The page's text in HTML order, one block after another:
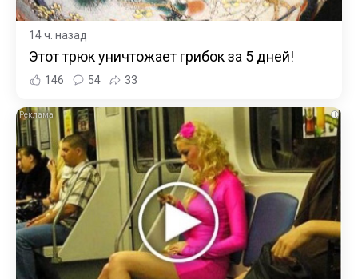
14 ч. назад
Этот трюк уничтожает грибок за 5 дней!
146 54 33
i